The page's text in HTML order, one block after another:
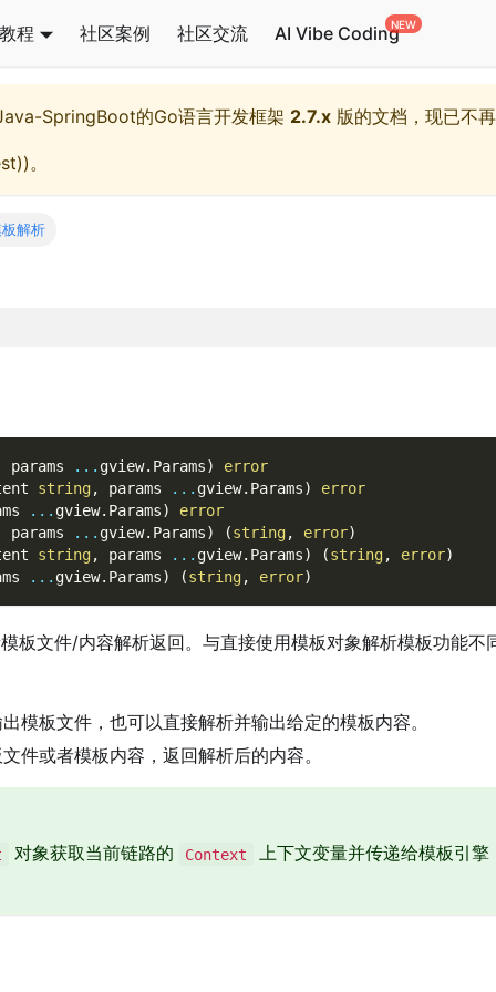
程 社区案例 社区交流 AI Vibe Coding
SpringBoot的Go语言开发框架 2.7.x 版的文档，现已不
)。
解析
params ... gview. Params)
error
string, params ... gview. Params)
error
... gview. Params)
error
params ... gview. Params) (string, error)
string, params ... gview. Params) (string, error)
... gview. Params) (string, error)
板文件/内容解析返回。与直接使用模板对象解析模板功能不
模板文件，也可以直接解析并输出给定的模板内容。
件或者模板内容，返回解析后的内容。
对象获取当前链路的 Context 上下文变量并传递给模板引